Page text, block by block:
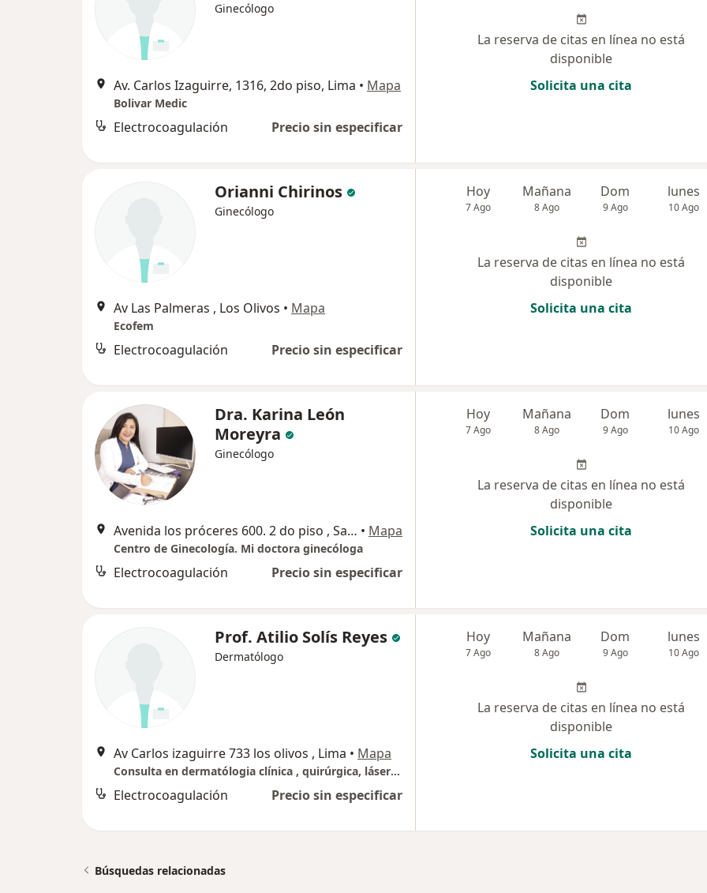
Ginecólogo
Av. Carlos Izaguirre, 1316, 2do piso, Lima • Mapa
Bolivar Medic
Electrocoagulación Precio sin especificar
La reserva de citas en línea no está
disponible
Solicita una cita
Orianni Chirinos
Ginecólogo
Av Las Palmeras , Los Olivos • Mapa
Ecofem
Electrocoagulación Precio sin especificar
Hoy
7 Ago
Mañana
8 Ago
Dom
9 Ago
lunes
10 Ago
La reserva de citas en línea no está
disponible
Solicita una cita
Dra. Karina León
Moreyra
Ginecólogo
Avenida los próceres 600. 2 do piso , San Martín de Porres • Mapa
Centro de Ginecología. Mi doctora ginecóloga
Electrocoagulación Precio sin especificar
Hoy
7 Ago
Mañana
8 Ago
Dom
9 Ago
lunes
10 Ago
La reserva de citas en línea no está
disponible
Solicita una cita
Prof. Atilio Solís Reyes
Dermatólogo
Av Carlos izaguirre 733 los olivos , Lima • Mapa
Consulta en dermatólogia clínica , quirúrgica, láser y estética
Electrocoagulación Precio sin especificar
Hoy
7 Ago
Mañana
8 Ago
Dom
9 Ago
lunes
10 Ago
La reserva de citas en línea no está
disponible
Solicita una cita
Búsquedas relacionadas